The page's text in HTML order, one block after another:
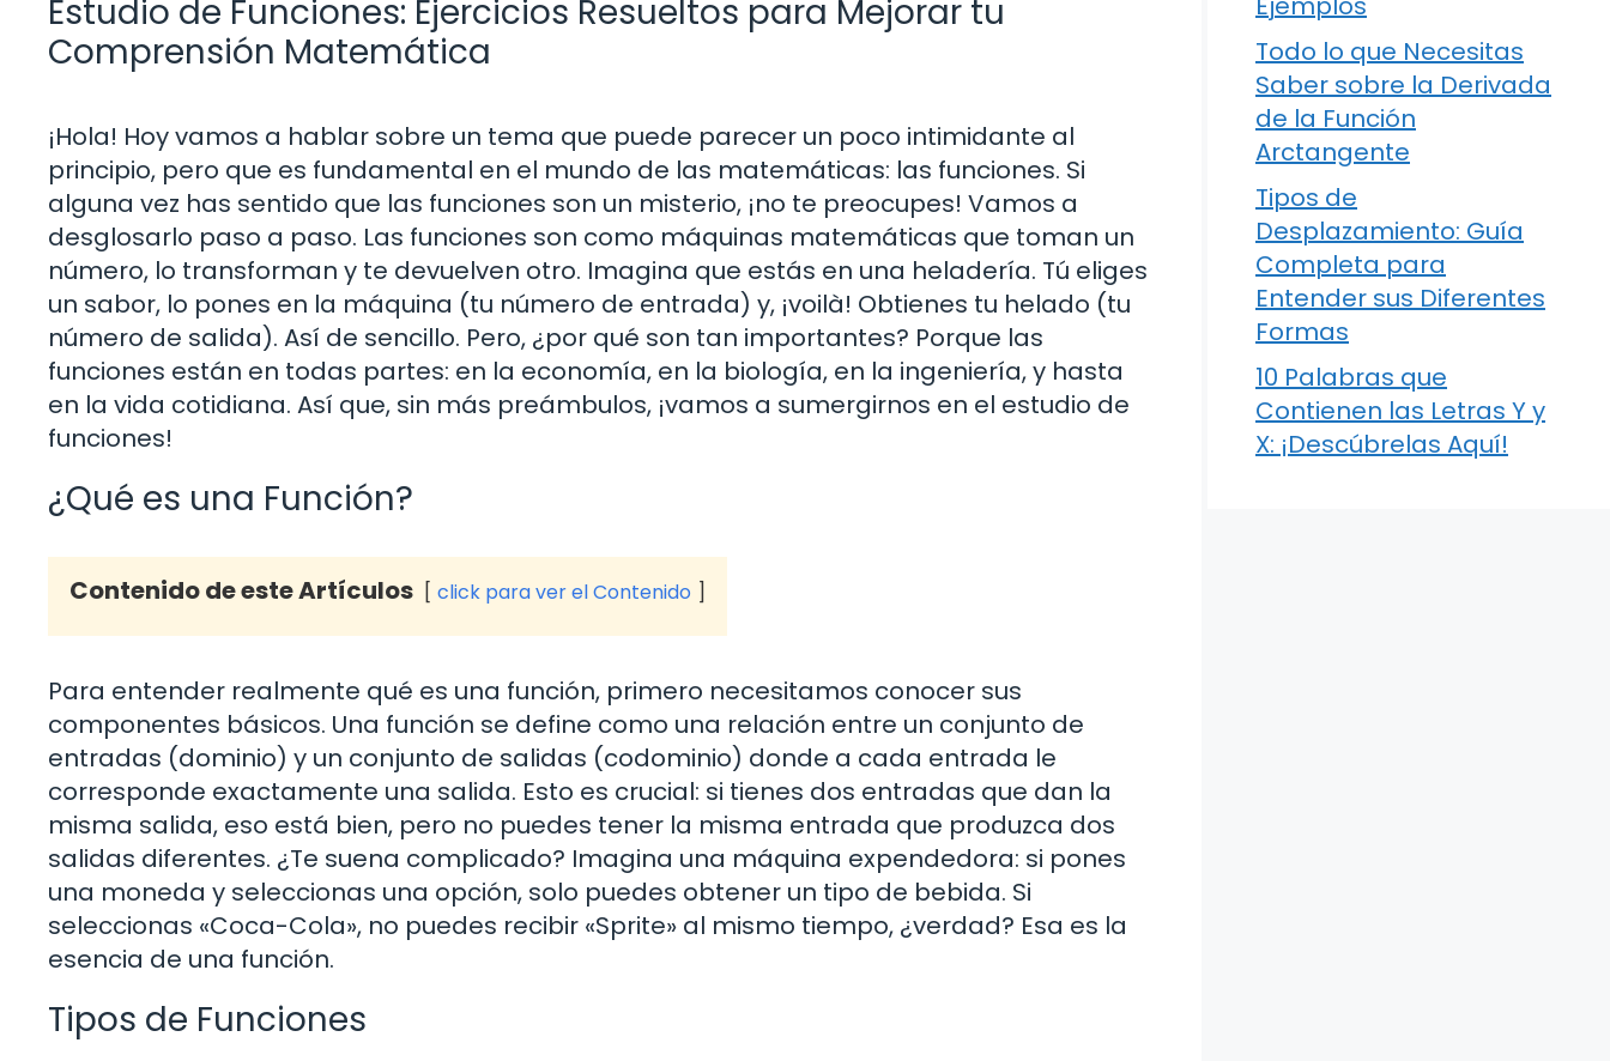
Estudio de Funciones: Ejercicios Resueltos para Mejorar tu
Comprensión Matemática
¡Hola! Hoy vamos a hablar sobre un tema que puede parecer un poco intimidante al
principio, pero que es fundamental en el mundo de las matemáticas: las funciones. Si
alguna vez has sentido que las funciones son un misterio, ¡no te preocupes! Vamos a
desglosarlo paso a paso. Las funciones son como máquinas matemáticas que toman un
número, lo transforman y te devuelven otro. Imagina que estás en una heladería. Tú eliges
un sabor, lo pones en la máquina (tu número de entrada) y, ¡voilà! Obtienes tu helado (tu
número de salida). Así de sencillo. Pero, ¿por qué son tan importantes? Porque las
funciones están en todas partes: en la economía, en la biología, en la ingeniería, y hasta
en la vida cotidiana. Así que, sin más preámbulos, ¡vamos a sumergirnos en el estudio de
funciones!
¿Qué es una Función?
Contenido de este Artículos click para ver el Contenido
Para entender realmente qué es una función, primero necesitamos conocer sus
componentes básicos. Una función se define como una relación entre un conjunto de
entradas (dominio) y un conjunto de salidas (codominio) donde a cada entrada le
corresponde exactamente una salida. Esto es crucial: si tienes dos entradas que dan la
misma salida, eso está bien, pero no puedes tener la misma entrada que produzca dos
salidas diferentes. ¿Te suena complicado? Imagina una máquina expendedora: si pones
una moneda y seleccionas una opción, solo puedes obtener un tipo de bebida. Si
seleccionas «Coca-Cola», no puedes recibir «Sprite» al mismo tiempo, ¿verdad? Esa es la
esencia de una función.
Tipos de Funciones
Todo lo que Necesitas
Saber sobre la Derivada
de la Función
Arctangente
Tipos de
Desplazamiento: Guía
Completa para
Entender sus Diferentes
Formas
10 Palabras que
Contienen las Letras Y y
X: ¡Descúbrelas Aquí!